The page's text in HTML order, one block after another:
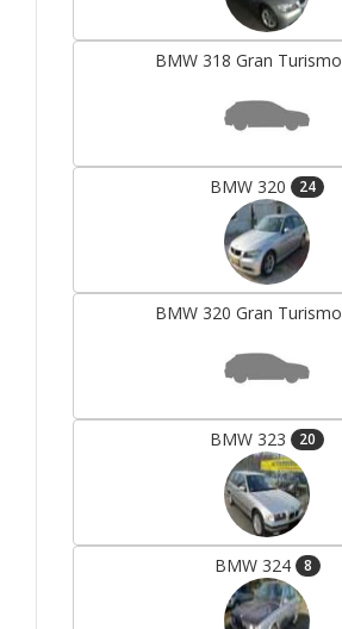
BMW 318 Gran Turismo
BMW 320 24
BMW 320 Gran Turismo
BMW 323 20
BMW 324 8